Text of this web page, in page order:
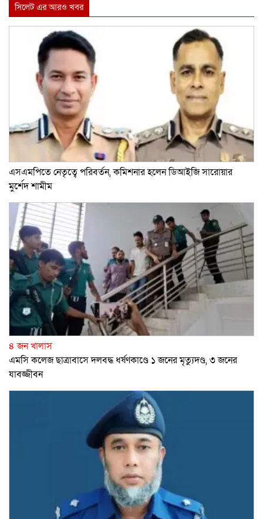
সিলেট এর আরও খবর
এসএমপিতে নেতৃত্বে পরিবর্তন, কমিশনার হলেন ডিআইজি সারোয়ার
মুর্শেদ শামীম
৪ জন খালাস
এমসি কলেজ ছাত্রাবাসে দলবদ্ধ ধর্ষণকাণ্ডে ১ জনের মৃত্যুদণ্ড, ৩ জনের
যাবজ্জীবন